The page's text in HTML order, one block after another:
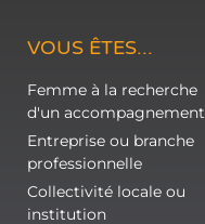
VOUS ÊTES...
Femme à la recherche
d'un accompagnement
Entreprise ou branche
professionnelle
Collectivité locale ou
institution